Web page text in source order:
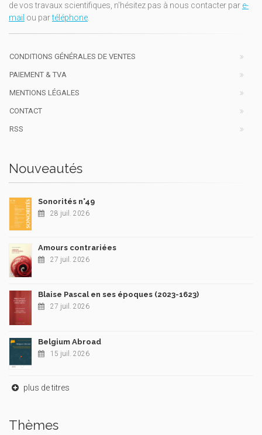
de vos travaux scientifiques, n'hésitez pas à nous contacter par e-
mail ou partéléphone.
CONDITIONS GÉNÉRALES DE VENTES
PAIEMENT & TVA
MENTIONS LÉGALES
CONTACT
RSS
Nouveautés
Sonorités n°49
28 juil. 2026
Amours contrariées
27 juil. 2026
Blaise Pascal en ses époques (2023-1623)
27 juil. 2026
Belgium Abroad
15 juil. 2026
plus de titres
Thèmes